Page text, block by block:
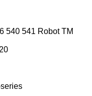
540 541 Robot TM